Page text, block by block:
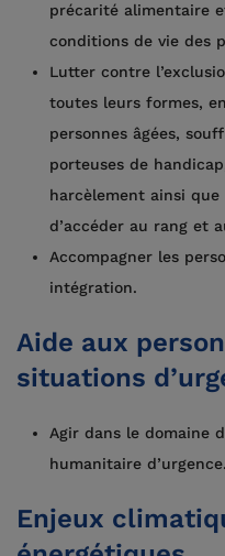
précarité alimentaire
conditions de vie des
Lutter contre
toutes leurs formes,
personnes âgées,
porteuses de
harcèlement ainsi
d’accéder au rang et
Accompagner les
intégration.
Aide aux
situations
Agir dans le domaine
humanitaire d’urgence.
Enjeux